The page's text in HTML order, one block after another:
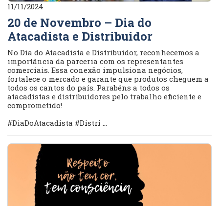
11/11/2024
20 de Novembro – Dia do
Atacadista e Distribuidor
No Dia do Atacadista e Distribuidor, reconhecemos a
importância da parceria com os representantes
comerciais. Essa conexão impulsiona negócios,
fortalece o mercado e garante que produtos cheguem a
todos os cantos do país. Parabéns a todos os
atacadistas e distribuidores pelo trabalho eficiente e
comprometido!
#DiaDoAtacadista #Distri ...